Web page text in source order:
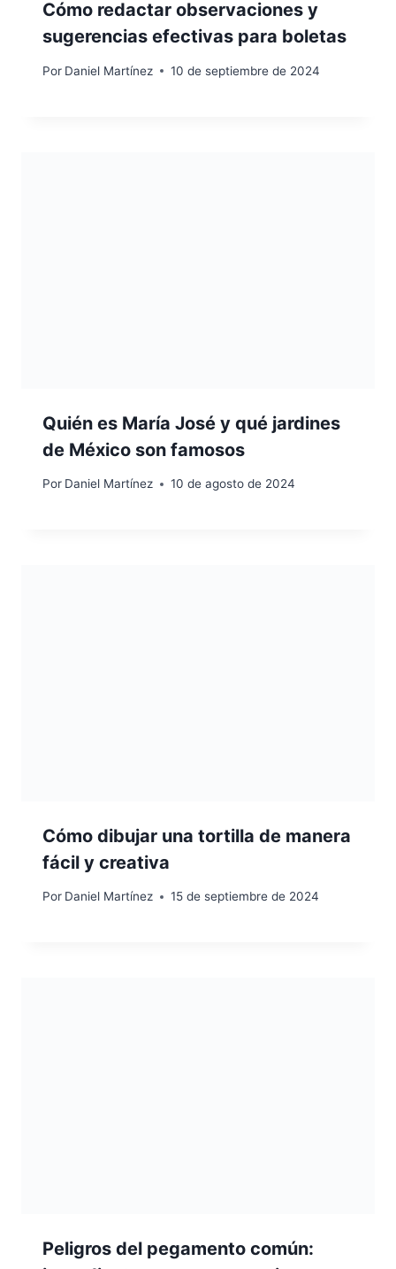
Cómo redactar observaciones y
sugerencias efectivas para boletas
Por Daniel Martínez 10 de septiembre de 2024
Quién es María José y qué jardines
de México son famosos
Por Daniel Martínez 10 de agosto de 2024
Cómo dibujar una tortilla de manera
fácil y creativa
Por Daniel Martínez 15 de septiembre de 2024
Peligros del pegamento común: